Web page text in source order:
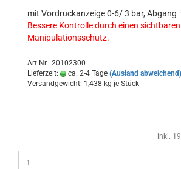
mit Vordruckanzeige 0-6/ 3 bar, Abgang
Bessere Kontrolle durch einen sichtbaren
Manipulationsschutz.
Art.Nr.: 20102300
Lieferzeit:
ca. 2-4 Tage (Ausland abweichend)
Versandgewicht: 1,438 kg je Stück
inkl.